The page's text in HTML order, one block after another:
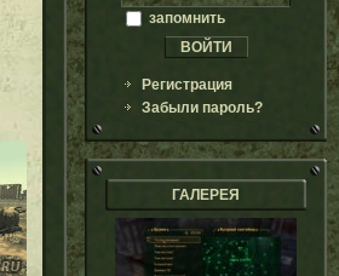
запомнить
Регистрация
Забыли пароль?
ГАЛЕРЕЯ